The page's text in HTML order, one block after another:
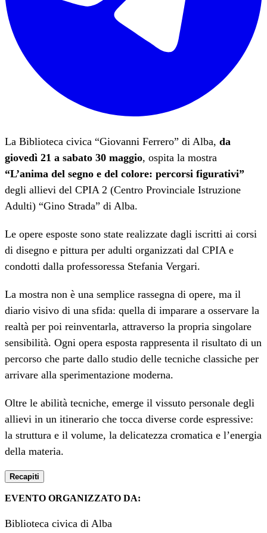
La Biblioteca civica “Giovanni Ferrero” di Alba, da
giovedì 21 a sabato 30 maggio, ospita la mostra
“L’anima del segno e del colore: percorsi figurativi”
degli allievi del CPIA 2 (Centro Provinciale Istruzione
Adulti) “Gino Strada” di Alba.
Le opere esposte sono state realizzate dagli iscritti ai corsi
di disegno e pittura per adulti organizzati dal CPIA e
condotti dalla professoressa Stefania Vergari.
La mostra non è una semplice rassegna di opere, ma il
diario visivo di una sfida: quella di imparare a osservare la
realtà per poi reinventarla, attraverso la propria singolare
sensibilità. Ogni opera esposta rappresenta il risultato di un
percorso che parte dallo studio delle tecniche classiche per
arrivare alla sperimentazione moderna.
Oltre le abilità tecniche, emerge il vissuto personale degli
allievi in un itinerario che tocca diverse corde espressive:
la struttura e il volume, la delicatezza cromatica e l’energia
della materia.
Recapiti
EVENTO ORGANIZZATO DA:
Biblioteca civica di Alba